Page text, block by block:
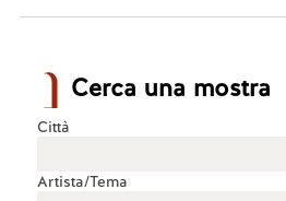
Cerca una mostra
Città
Artista/Tema